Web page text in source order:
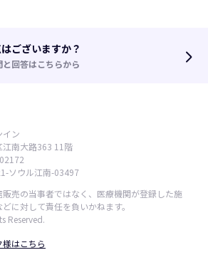
ございますか？
と回答はこちらから arrow_forward_ios
イン
南大路363 11階
ソウル江南-03497
売の当事者ではなく、医療機関が登録した施
に対して責任を負いかねます。
Reserved.
はこちら